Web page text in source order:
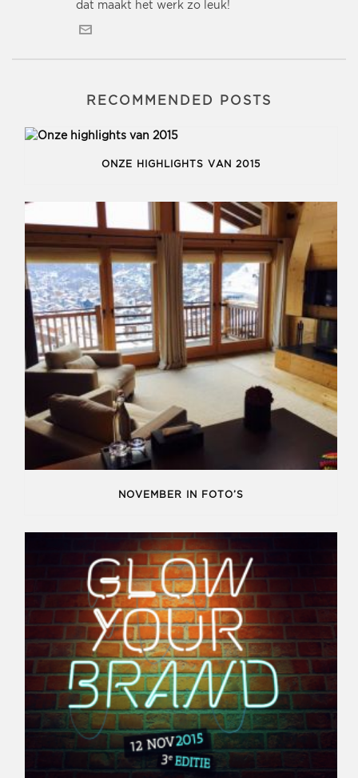
dat maakt het werk zo leuk!
RECOMMENDED POSTS
ONZE HIGHLIGHTS VAN 2015
NOVEMBER IN FOTO’S